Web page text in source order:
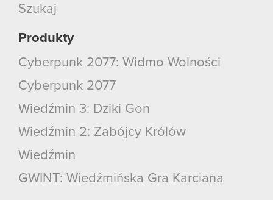
Szukaj
Produkty
Cyberpunk 2077: Widmo Wolności
Cyberpunk 2077
Wiedźmin 3: Dziki Gon
Wiedźmin 2: Zabójcy Królów
Wiedźmin
GWINT: Wiedźmińska Gra Karciana